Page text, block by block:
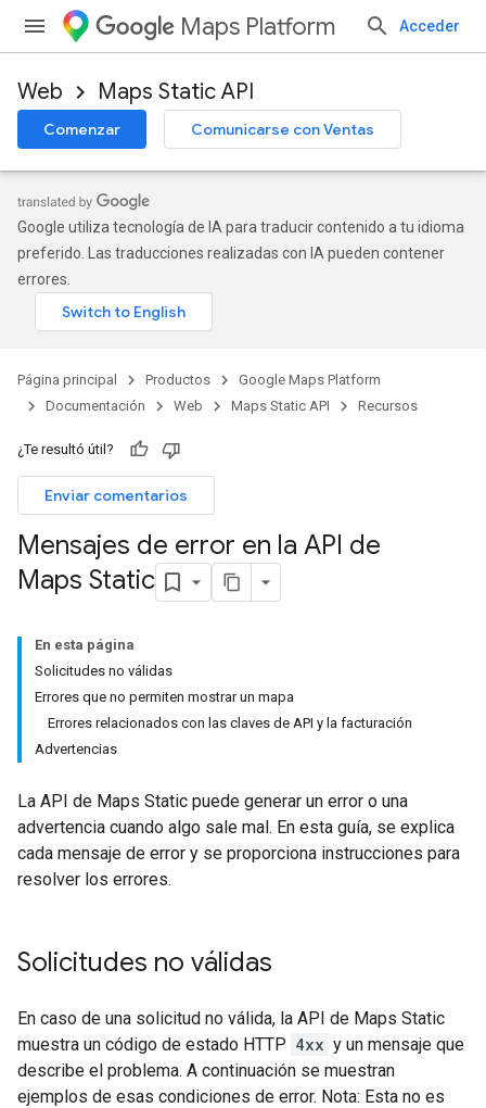
Maps Platform Acceder
Web Maps Static API
Comenzar Comunicarse con Ventas
Google utiliza tecnología de IA para traducir contenido a tu idioma
preferido. Las traducciones realizadas con IA pueden contener
errores.
Página principal Productos
Google Maps Platform
Documentación
Web Maps Static API Recursos
¿Te resultó útil?
Enviar comentarios
Mensajes de error en la API de
Maps Static
En esta página
Solicitudes no válidas
Errores que no permiten mostrar un mapa
Errores relacionados con las claves de API y la facturación
Advertencias
La API de Maps Static puede generar un error o una
advertencia cuando algo sale mal. En esta guía, se explica
cada mensaje de error y se proporciona instrucciones para
resolver los errores.
Solicitudes no válidas
En caso de una solicitud no válida, la API de Maps Static
muestra un código de estado HTTP 4xx y un mensaje que
describe el problema. A continuación se muestran
ejemplos de esas condiciones de error. Nota: Esta no es